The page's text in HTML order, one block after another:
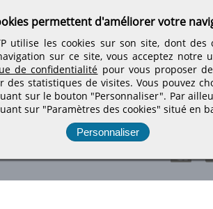
Tous les candidats
Déposer une annonce
Déposer une offre de stage
Nos tarifs
Retrouvez-nous
permettent d'améliorer votre
utilise les cookies sur son site, dont
sur ce site, vous acceptez notre
de confidentialité pour vous proposer
des statistiques de visites. Vous pouvez
sur le bouton "Personnaliser". Par
sur "Paramètres des cookies" situé en
Personnaliser